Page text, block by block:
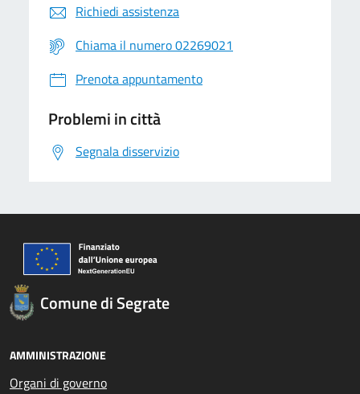
Richiedi assistenza
Chiama il numero 02269021
Prenota appuntamento
Problemi in città
Segnala disservizio
Comune di Segrate
AMMINISTRAZIONE
Organi di governo